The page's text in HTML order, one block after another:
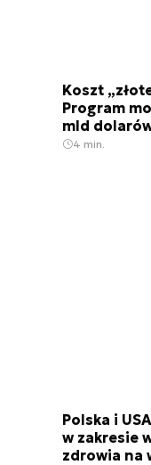
Koszt
Program
mld
4 min.
Polska i
w zakresie
zdrowia na